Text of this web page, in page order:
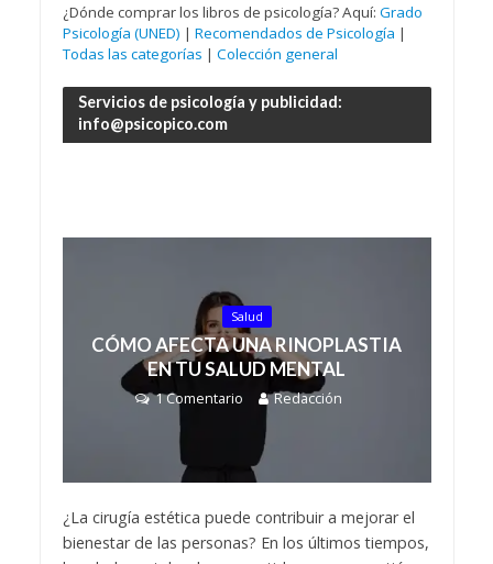
¿Dónde comprar los libros de psicología? Aquí: Grado
Psicología (UNED) | Recomendados de Psicología |
Todas las categorías | Colección general
Servicios de psicología y publicidad:
info@psicopico.com
Salud
CÓMO AFECTA UNA RINOPLASTIA
EN TU SALUD MENTAL
1 Comentario Redacción
¿La cirugía estética puede contribuir a mejorar el
bienestar de las personas? En los últimos tiempos,